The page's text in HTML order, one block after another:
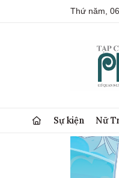
Thứ năm,
Sự kiện Nữ